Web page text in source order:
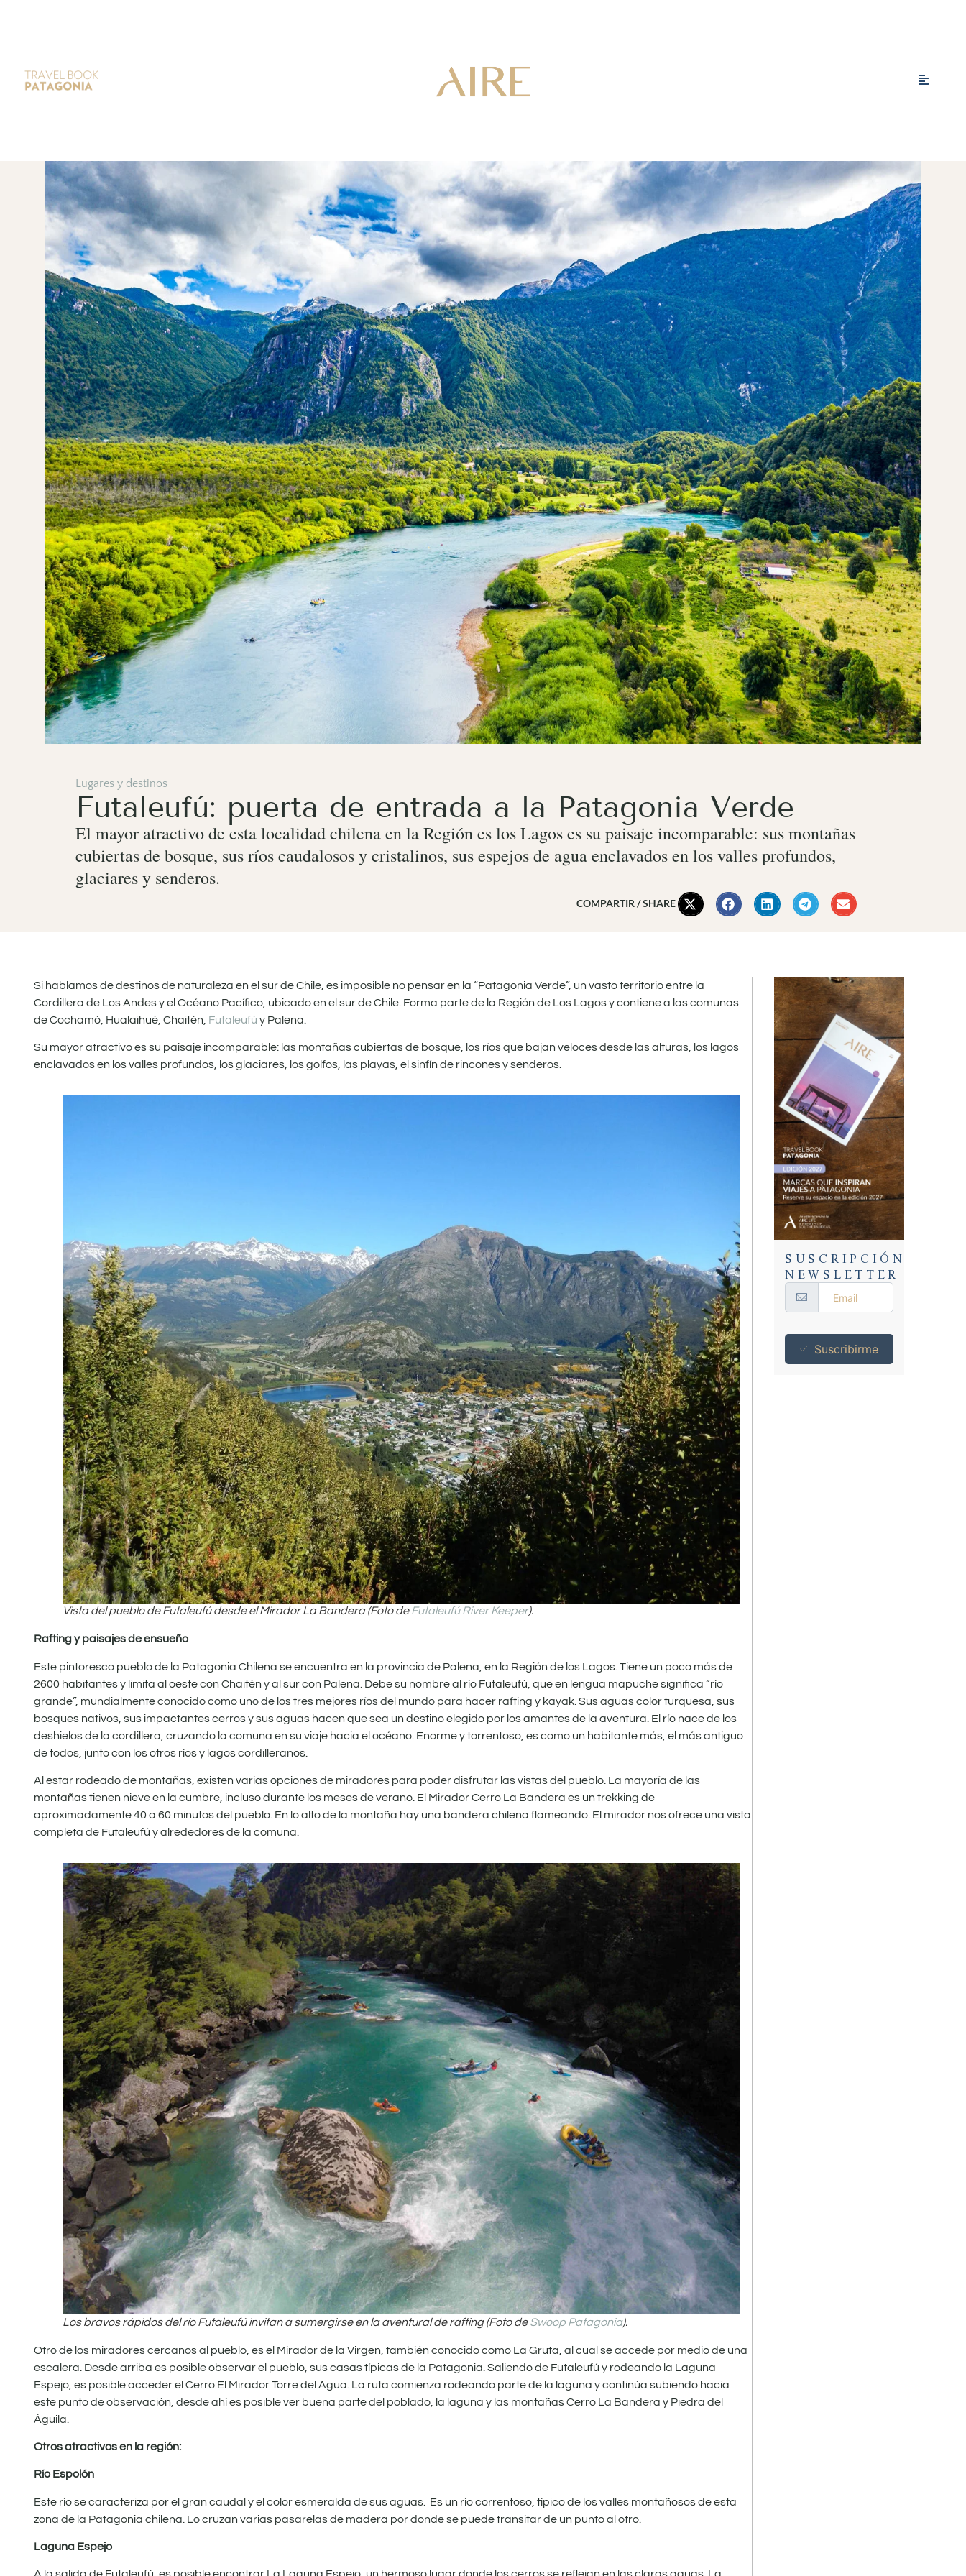
Lugares y destinos
Futaleufú: puerta de entrada a la Patagonia Verde
El mayor atractivo de esta localidad chilena en la Región es los Lagos es su paisaje incomparable: sus montañas
cubiertas de bosque, sus ríos caudalosos y cristalinos, sus espejos de agua enclavados en los valles profundos,
glaciares y senderos.
COMPARTIR / SHARE
Si hablamos de destinos de naturaleza en el sur de Chile, es imposible no pensar en la “Patagonia Verde”, un vasto territorio entre la
Cordillera de Los Andes y el Océano Pacífico, ubicado en el sur de Chile. Forma parte de la Región de Los Lagos y contiene a las comunas
de Cochamó, Hualaihué, Chaitén, Futaleufú y Palena.
Su mayor atractivo es su paisaje incomparable: las montañas cubiertas de bosque, los ríos que bajan veloces desde las alturas, los lagos
enclavados en los valles profundos, los glaciares, los golfos, las playas, el sinfín de rincones y senderos.
Vista del pueblo de Futaleufú desde el Mirador La Bandera (Foto deFutaleufú River Keeper).
Rafting y paisajes de ensueño
Este pintoresco pueblo de la Patagonia Chilena se encuentra en la provincia de Palena, en la Región de los Lagos. Tiene un poco más de
2600 habitantes y limita al oeste con Chaitén y al sur con Palena. Debe su nombre al río Futaleufú, que en lengua mapuche significa “río
grande”, mundialmente conocido como uno de los tres mejores ríos del mundo para hacer rafting y kayak. Sus aguas color turquesa, sus
bosques nativos, sus impactantes cerros y sus aguas hacen que sea un destino elegido por los amantes de la aventura. El río nace de los
deshielos de la cordillera, cruzando la comuna en su viaje hacia el océano. Enorme y torrentoso, es como un habitante más, el más antiguo
de todos, junto con los otros ríos y lagos cordilleranos.
Al estar rodeado de montañas, existen varias opciones de miradores para poder disfrutar las vistas del pueblo. La mayoría de las
montañas tienen nieve en la cumbre, incluso durante los meses de verano. El Mirador Cerro La Bandera es un trekking de
aproximadamente 40 a 60 minutos del pueblo. En lo alto de la montaña hay una bandera chilena flameando. El mirador nos ofrece una vista
completa de Futaleufú y alrededores de la comuna.
Los bravos rápidos del río Futaleufú invitan a sumergirse en la aventural de rafting (Foto deSwoop Patagonia).
Otro de los miradores cercanos al pueblo, es el Mirador de la Virgen, también conocido como La Gruta, al cual se accede por medio de una
escalera. Desde arriba es posible observar el pueblo, sus casas típicas de la Patagonia. Saliendo de Futaleufú y rodeando la Laguna
Espejo, es posible acceder el Cerro El Mirador Torre del Agua. La ruta comienza rodeando parte de la laguna y continúa subiendo hacia
este punto de observación, desde ahí es posible ver buena parte del poblado, la laguna y las montañas Cerro La Bandera y Piedra del
Águila.
Otros atractivos en la región:
Río Espolón
Este río se caracteriza por el gran caudal y el color esmeralda de sus aguas. Es un río correntoso, típico de los valles montañosos de esta
zona de la Patagonia chilena. Lo cruzan varias pasarelas de madera por donde se puede transitar de un punto al otro.
Laguna Espejo
SUSCRIPCIÓN
NEWSLETTER
Suscribirme